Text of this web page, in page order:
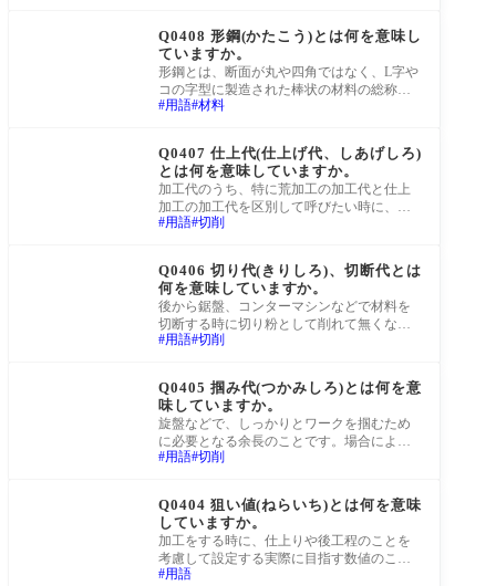
Q0408 形鋼(かたこう)とは何を意味し
ていますか。
形鋼とは、断面が丸や四角ではなく、L字や
コの字型に製造された棒状の材料の総称で
す。山形鋼(やまがたこう)、溝形鋼(みぞが
用語 材料
Q0407 仕上代(仕上げ代、しあげしろ)
とは何を意味していますか。
加工代のうち、特に荒加工の加工代と仕上
加工の加工代を区別して呼びたい時に、仕
上加工のための余長をこのように呼びま
用語 切削
Q0406 切り代(きりしろ)、切断代とは
何を意味していますか。
後から鋸盤、コンターマシンなどで材料を
切断する時に切り粉として削れて無くなっ
てしまうため、予め見込んでおくべき余長
用語 切削
Q0405 掴み代(つかみしろ)とは何を意
味していますか。
旋盤などで、しっかりとワークを掴むため
に必要となる余長のことです。場合によっ
ては、製品に必要な材料そのものの長さよ
用語 切削
Q0404 狙い値(ねらいち)とは何を意味
していますか。
加工をする時に、仕上りや後工程のことを
考慮して設定する実際に目指す数値のこと
です。例えば30に+0.1,+0.3という公差が入
用語